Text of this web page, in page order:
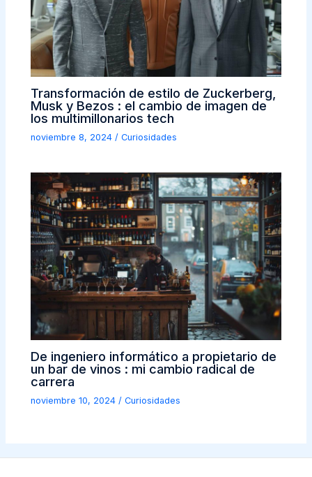
Transformación de estilo de Zuckerberg,
Musk y Bezos : el cambio de imagen de
los multimillonarios tech
noviembre 8, 2024/Curiosidades
De ingeniero informático a propietario de
un bar de vinos : mi cambio radical de
carrera
noviembre 10, 2024/Curiosidades